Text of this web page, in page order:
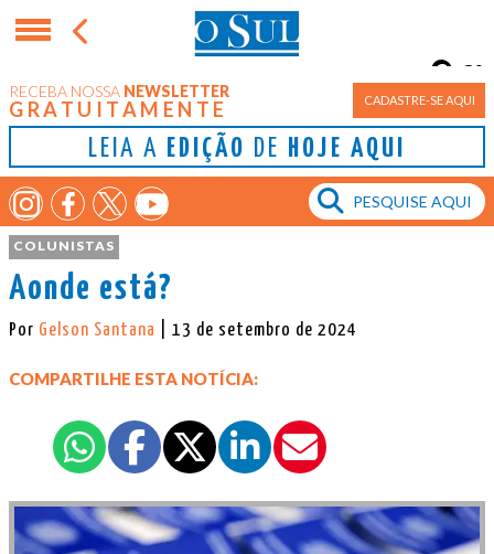
RECEBA NOSSA NEWSLETTER
GRATUITAMENTE CADASTRE-SE AQUI
LEIA A EDIÇÃO DE HOJE AQUI
Porto Alegre
8°
COLUNISTAS
Aonde está?
Por Gelson Santana | 13 de setembro de 2024
COMPARTILHE ESTA NOTÍCIA: